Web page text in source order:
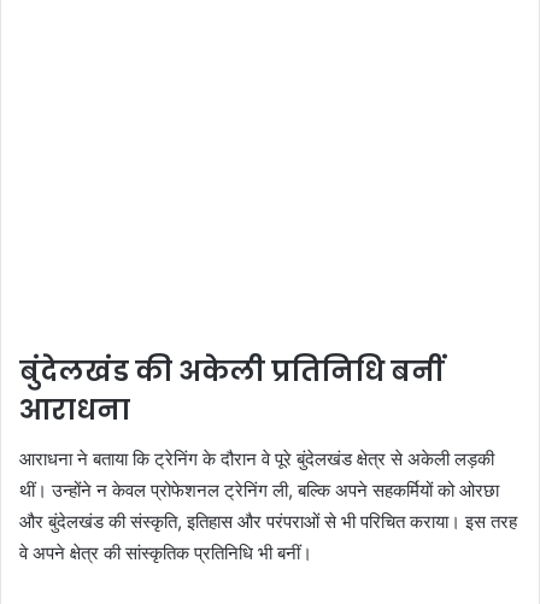
बुंदेलखंड की अकेली प्रतिनिधि बनीं
आराधना
आराधना ने बताया कि ट्रेनिंग के दौरान वे पूरे बुंदेलखंड क्षेत्र से अकेली लड़की
थीं। उन्होंने न केवल प्रोफेशनल ट्रेनिंग ली, बल्कि अपने सहकर्मियों को ओरछा
और बुंदेलखंड की संस्कृति, इतिहास और परंपराओं से भी परिचित कराया। इस तरह
वे अपने क्षेत्र की सांस्कृतिक प्रतिनिधि भी बनीं।